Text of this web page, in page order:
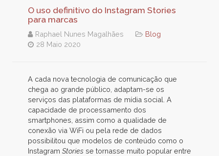
O uso definitivo do Instagram Stories
para marcas
Raphael Nunes Magalhães
Blog
28 Maio 2020
A cada nova tecnologia de comunicação que
chega ao grande público, adaptam-se os
serviços das plataformas de mídia social. A
capacidade de processamento dos
smartphones, assim como a qualidade de
conexão via WiFi ou pela rede de dados
possibilitou que modelos de conteúdo como o
Instagram Stories se tornasse muito popular entre